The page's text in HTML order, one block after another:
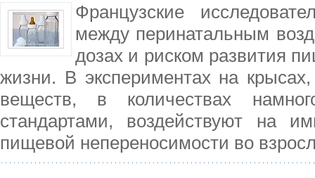
Французские
между перинатальным
дозах и риском развития
жизни. В экспериментах на
веществ, в количествах
стандартами, воздействуют на
пищевой непереносимости во